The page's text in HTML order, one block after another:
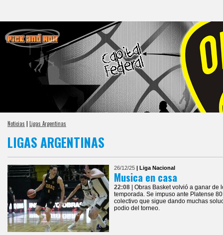
Noticias | Ligas Argentinas
LIGAS ARGENTINAS
26/12/25 | Liga Nacional
Musica en casa
22:08
| Obras Basket volvió a ganar
temporada. Se impuso ante Platense
colectivo que sigue dando muchas
podio del torneo.